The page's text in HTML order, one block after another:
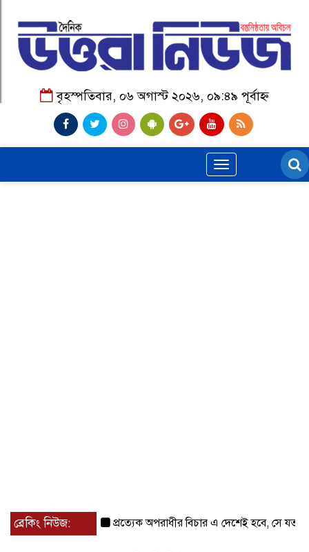
বৃহস্পতিবার, ০৬ অগাস্ট ২০২৬, ০৯:৪৯ পূর্বাহ্ন
Toggle
navigation
ব্রেকিং নিউজ: প্রত্যেক অপরাধীর বিচার এ দেশেই হবে, সে যত